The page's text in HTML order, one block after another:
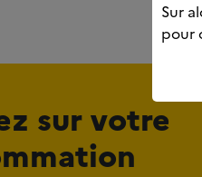
sur votre
Sur
pour